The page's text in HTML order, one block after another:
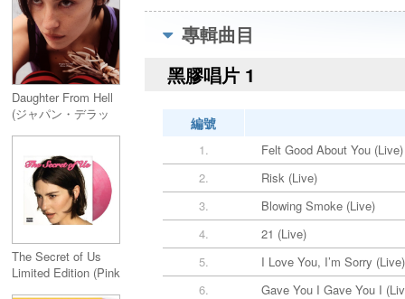
Daughter From Hell
(ジャパン・デラッ
The Secret of Us
Limited Edition (Pink
專輯曲目
黑膠唱片 1
編號
1.
Felt Good About You (Live)
2.
Risk (Live)
3.
Blowing Smoke (Live)
4.
21 (Live)
5.
I Love You, I’m Sorry (Live)
6.
Gave You I Gave You I